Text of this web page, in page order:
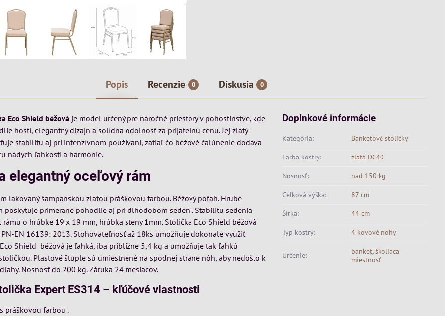
Popis Recenzie 0 Diskusia 0
Eco Shield béžová je model určený pre náročné priestory v pohostinstve, kde
hostí, elegantný dizajn a solídna odolnosť za prijateľnú cenu. Jej zlatý
stabilitu aj pri intenzívnom používaní, zatiaľ čo béžové čalúnenie dodáva
nádych ľahkosti a harmónie.
elegantný oceľový rám
lakovaný šampanskou zlatou práškovou farbou. Béžový poťah. Hrubé
poskytuje primerané pohodlie aj pri dlhodobom sedení. Stabilitu sedenia
o hrúbke 19 x 19 mm, hrúbka steny 1mm. Stolička Eco Shield béžová
EN 16139: 2013. Stohovateľnosť až 18ks umožňuje dokonale využiť
Shield béžová je ľahká, iba približne 5,4 kg a umožňuje tak ľahkú
Plastové štuple sú umiestnené na spodnej strane nôh, aby nedošlo k
Nosnosť do 200 kg. Záruka 24 mesiacov.
Expert ES314 – kľúčové vlastnosti
s práškovou farbou .
Doplnkové informácie
Kategória: Banketové stoličky
Farba kostry: zlatá DC40
Nosnosť: nad 150 kg
Celková výška: 87 cm
Šírka: 44 cm
Typ kostry: 4 kovové nohy
Určenie: banket,školiaca
miestnosť